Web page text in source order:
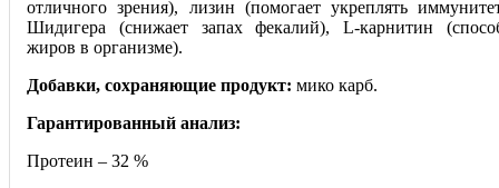
отличного зрения), лизин (помогает укреплять
Шидигера (снижает запах фекалий), L-карнитин
жиров в организме).
Добавки, сохраняющие продукт: мико карб.
Гарантированный анализ:
Протеин – 32 %